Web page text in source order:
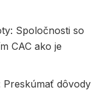
Spoločnosti so
CAC ako je
dôvody